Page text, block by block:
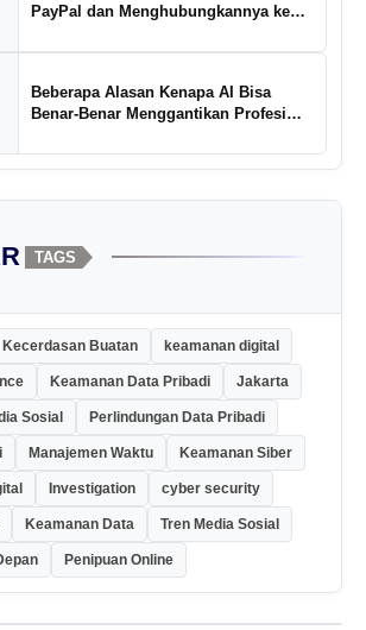
PayPal dan Menghubungkannya ke
Beberapa Alasan Kenapa AI Bisa
Benar-Benar Menggantikan Profesi
TAGS
Kecerdasan Buatan keamanan digital
Keamanan Data Pribadi Jakarta
Sosial Perlindungan Data Pribadi
Manajemen Waktu Keamanan Siber
Investigation cyber security
Keamanan Data Tren Media Sosial
Penipuan Online